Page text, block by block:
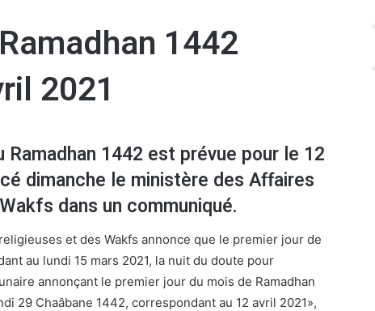
1442
2021
Ramadhan 1442 est prévue pour le 12
dimanche le ministère des Affaires
dans un communiqué.
et des Wakfs annonce que le premier jour de
au lundi 15 mars 2021, la nuit du doute pour
annonçant le premier jour du mois de Ramadhan
29 Chaâbane 1442, correspondant au 12 avril 2021»,